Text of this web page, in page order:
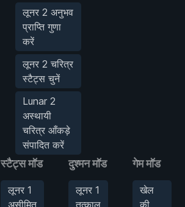
लूनर 2 अनुभव
प्राप्ति गुणा
करें
लूनर 2 चरित्र
स्टैट्स चुनें
Lunar 2
अस्थायी
चरित्र आँकड़े
संपादित करें
स्टैट्स मॉड
लूनर 1
असीमित
दुश्मन मॉड
लूनर 1
तत्काल
गेम मॉड
खेल
की